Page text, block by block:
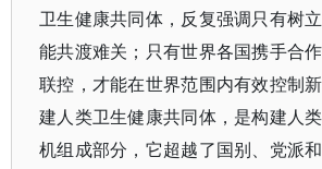
卫生健康共同体，反复强调只有树
能共渡难关；只有世界各国携手合
联控，才能在世界范围内有效控制
建人类卫生健康共同体，是构建人
机组成部分，它超越了国别、党派